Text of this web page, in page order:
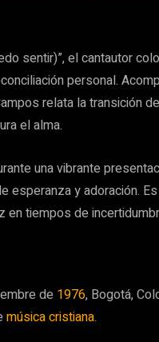
sentir)”, el cantautor
personal.
relata la transición
el alma.
una vibrante
esperanza y adoración.
en tiempos de
de 1976, Bogotá,
música cristiana.